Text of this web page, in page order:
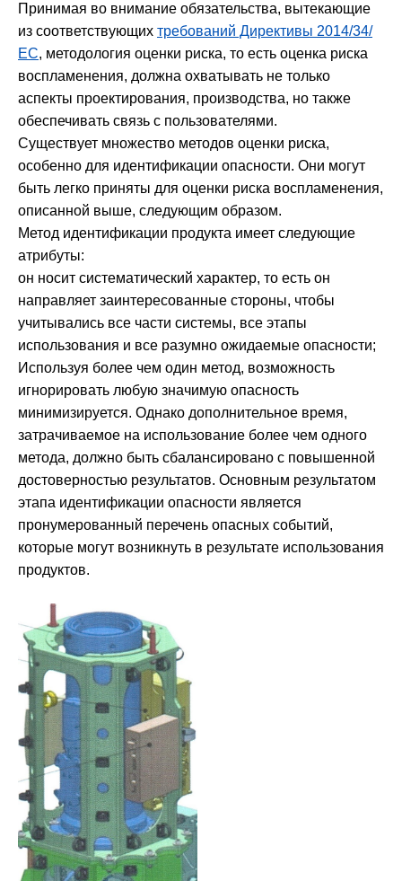
Принимая во внимание обязательства, вытекающие
из соответствующих требований Директивы 2014/34/
ЕС, методология оценки риска, то есть оценка риска
воспламенения, должна охватывать не только
аспекты проектирования, производства, но также
обеспечивать связь с пользователями.
Существует множество методов оценки риска,
особенно для идентификации опасности. Они могут
быть легко приняты для оценки риска воспламенения,
описанной выше, следующим образом.
Метод идентификации продукта имеет следующие
атрибуты:
он носит систематический характер, то есть он
направляет заинтересованные стороны, чтобы
учитывались все части системы, все этапы
использования и все разумно ожидаемые опасности;
Используя более чем один метод, возможность
игнорировать любую значимую опасность
минимизируется. Однако дополнительное время,
затрачиваемое на использование более чем одного
метода, должно быть сбалансировано с повышенной
достоверностью результатов. Основным результатом
этапа идентификации опасности является
пронумерованный перечень опасных событий,
которые могут возникнуть в результате использования
продуктов.